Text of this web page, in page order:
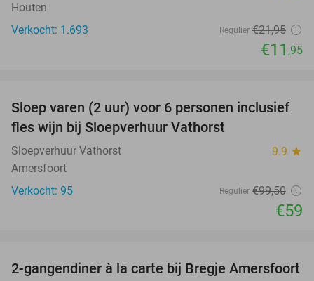
Houten
Verkocht: 1.693
Regulier €21,95
€11 ,95
41%
Sloep varen (2 uur) voor 6 personen inclusief
fles wijn bij Sloepverhuur Vathorst
Sloepverhuur Vathorst 9.9 star
Amersfoort
Verkocht: 95
Regulier €99,50
€59
12%
2-gangendiner à la carte bij Bregje Amersfoort